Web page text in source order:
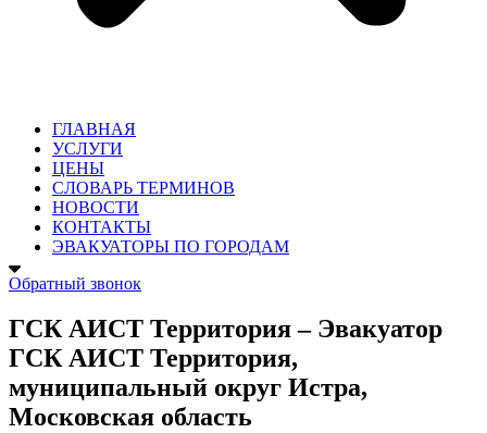
ГЛАВНАЯ
УСЛУГИ
ЦЕНЫ
СЛОВАРЬ ТЕРМИНОВ
НОВОСТИ
КОНТАКТЫ
ЭВАКУАТОРЫ ПО ГОРОДАМ
Обратный звонок
ГСК АИСТ Территория – Эвакуатор
ГСК АИСТ Территория,
муниципальный округ Истра,
Московская область